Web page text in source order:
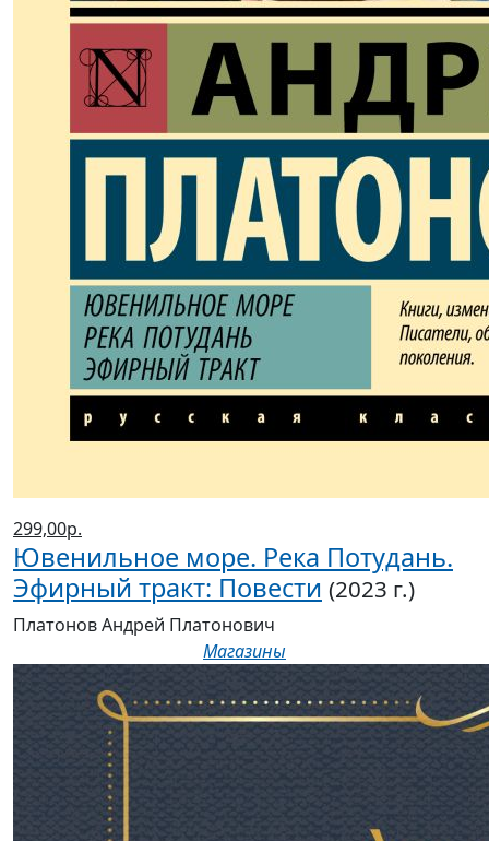
299,00р.
Ювенильное море. Река Потудань.
Эфирный тракт: Повести (2023 г.)
Платонов Андрей Платонович
Магазины